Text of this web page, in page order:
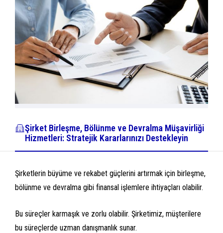
Şirket Birleşme, Bölünme ve Devralma Müşavirliği
Hizmetleri: Stratejik Kararlarınızı Destekleyin
Şirketlerin büyüme ve rekabet güçlerini artırmak için birleşme,
bölünme ve devralma gibi finansal işlemlere ihtiyaçları olabilir.
Bu süreçler karmaşık ve zorlu olabilir. Şirketimiz, müşterilere
bu süreçlerde uzman danışmanlık sunar.